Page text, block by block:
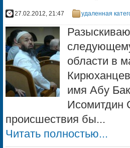
27.02.2012, 21:47 удаленная
области в
имя Абу
Исомитдин
происшествия бы...
Читать полностью...